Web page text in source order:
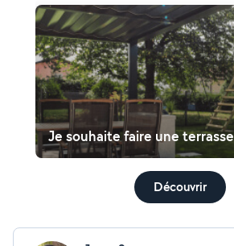
Je souhaite faire une terrasse
Découvrir